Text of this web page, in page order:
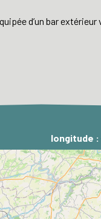
d’un bar
longitude :